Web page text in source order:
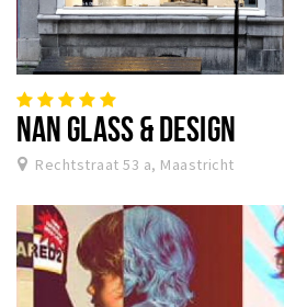
NAN GLASS & DESIGN
Rechtstraat 53 a, Maastricht